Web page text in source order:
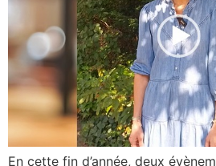
En cette fin d’année, deux